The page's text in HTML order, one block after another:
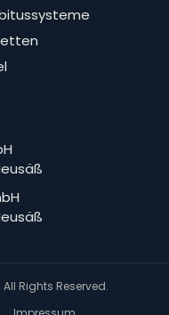
Rights Reserved.